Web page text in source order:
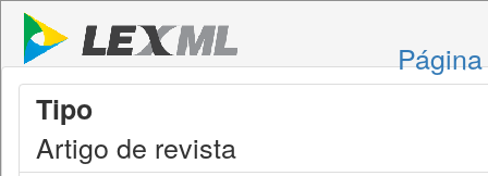
Tipo
Artigo de revista